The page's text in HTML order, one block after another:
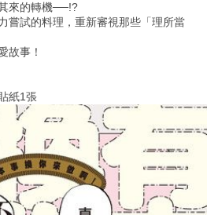
來的轉機──!?
嘗試的料理，重新審視那些「理所當
故事！
紙1張